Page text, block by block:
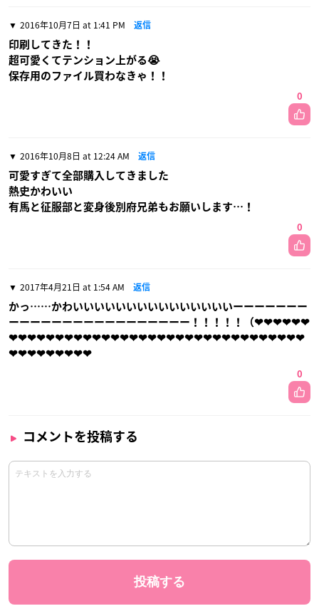
2016年10月7日 at 1:41 PM 返信
印刷してきた！！
超可愛くてテンション上がる😭
保存用のファイル買わなきゃ！！
0
2016年10月8日 at 12:24 AM 返信
可愛すぎて全部購入してきました
熱史かわいい
有馬と征服部と変身後別府兄弟もお願いします…！
0
2017年4月21日 at 1:54 AM 返信
かっ……かわいいいいいいいいいいいいいいいーーーーーーー
ーーーーーーーーーーーーーーーーー！！！！！（❤︎❤︎❤︎❤︎❤︎❤︎
❤︎❤︎❤︎❤︎❤︎❤︎❤︎❤︎❤︎❤︎❤︎❤︎❤︎❤︎❤︎❤︎❤︎❤︎❤︎❤︎❤︎❤︎❤︎❤︎❤︎❤︎❤︎❤︎❤︎❤︎❤︎❤︎
❤︎❤︎❤︎❤︎❤︎❤︎❤︎❤︎❤︎
0
コメントを投稿する